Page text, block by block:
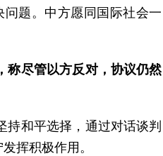
题。中方愿同国际社会一
称尽管以方反对，协议仍然
和平选择，通过对话谈判
挥积极作用。